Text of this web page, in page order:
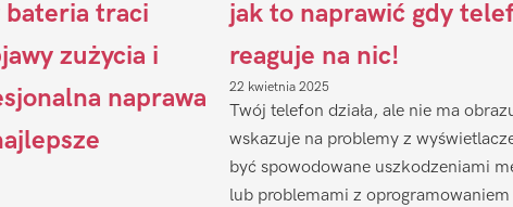
bateria traci
zużycia i
naprawa
jak to naprawić gdy
reaguje na nic!
22 kwietnia 2025
Twój telefon działa, ale nie ma
wskazuje na problemy z
być spowodowane uszkodzeniami
lub problemami z